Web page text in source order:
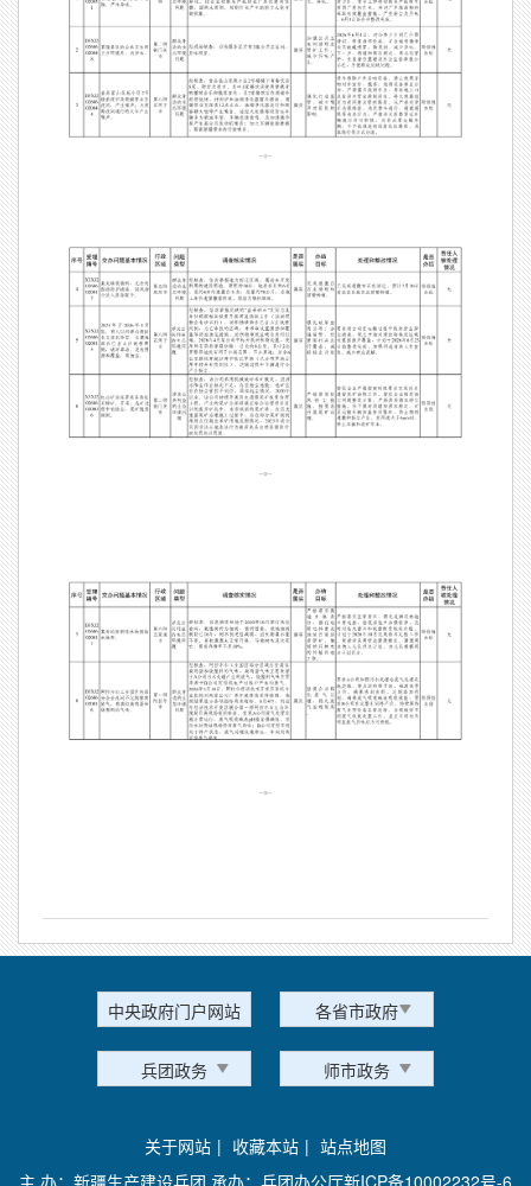
中央政府门户网站 各省市政府
兵团政务 师市政务
关于网站 | 收藏本站 | 站点地图